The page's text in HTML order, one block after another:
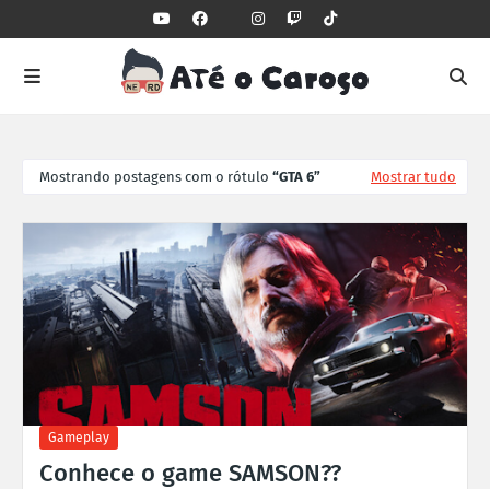
Mostrando postagens com o rótulo GTA 6 Mostrar tudo
Gameplay
Conhece o game SAMSON??